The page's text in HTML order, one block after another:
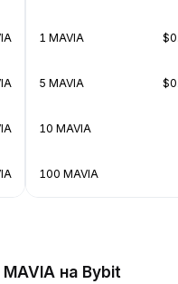
1 MAVIA
5 MAVIA
10 MAVIA
100 MAVIA
на Bybit